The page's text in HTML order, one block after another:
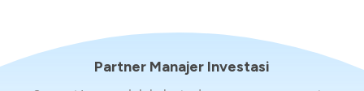
Partner Manajer Investasi